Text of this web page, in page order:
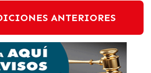
ANTERIORES